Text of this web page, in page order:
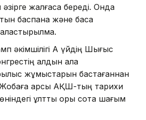
әзірге жалғаса береді. Онда
баспана және басқа
әкімшілігі Ақ үйдің Шығыс
алдын ала
жұмыстарын бастағаннан
қарсы АҚШ-тың тарихи
ұлттық қоры сотқа шағым